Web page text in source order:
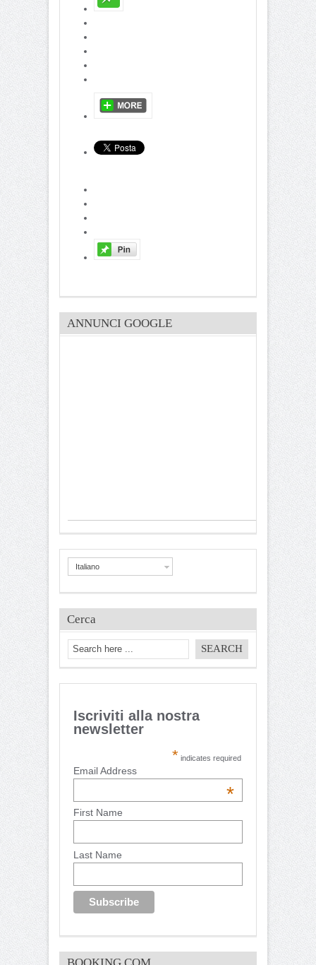
ANNUNCI GOOGLE
Italiano
Cerca
Iscriviti alla nostra
newsletter
* indicates required
Email Address
*
First Name
Last Name